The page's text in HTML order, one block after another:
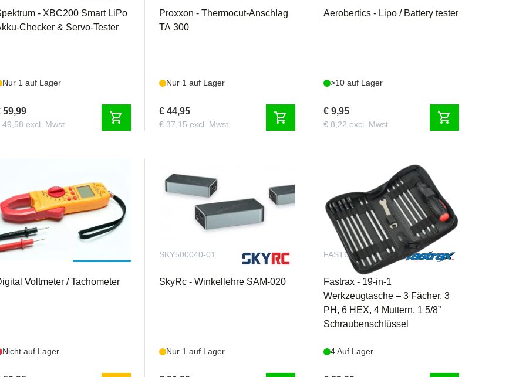
- XBC200 Smart LiPo
Checker & Servo-Tester
Nur 1 auf Lager
59,99
49,58 excl. Mwst. shopping_cart
Proxxon - Thermocut-Anschlag
TA 300
Nur 1 auf Lager
€ 44,95
€ 37,15 excl. Mwst. shopping_cart
Aerobertics - Lipo / Battery tester
>10 auf Lager
€ 9,95
€ 8,22 excl. Mwst. shopping_cart
Voltmeter / Tachometer
Nicht auf Lager
SKY500040-01
SkyRc - Winkellehre SAM-020
Nur 1 auf Lager
FAST607
Fastrax - 19-in-1
Werkzeugtasche – 3 Fächer, 3
PH, 6 HEX, 4 Muttern, 1 5/8”
Schraubenschlüssel
4 Auf Lager